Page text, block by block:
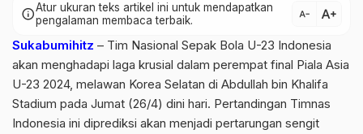
infoAtur ukuran teks artikel ini untuk mendapatkan
pengalaman membaca terbaik.
text_decrease text_increase
Sukabumihitz – Tim Nasional Sepak Bola U-23 Indonesia
akan menghadapi laga krusial dalam perempat final Piala Asia
U-23 2024, melawan Korea Selatan di Abdullah bin Khalifa
Stadium pada Jumat (26/4) dini hari. Pertandingan Timnas
Indonesia ini diprediksi akan menjadi pertarungan sengit